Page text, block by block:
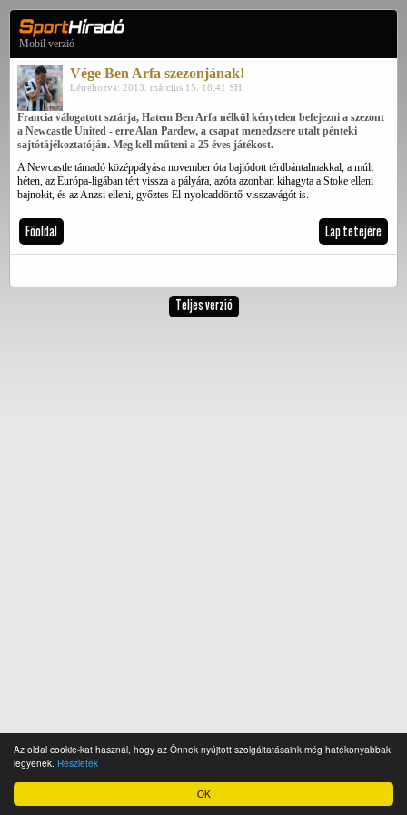
OK
Az oldal cookie-kat használ, hogy az Önnek nyújtott szolgáltatásaink még hatékonyabbak
legyenek. Részletek
Mobil verzió
Vége Ben Arfa szezonjának!
Létrehozva: 2013. március 15. 18:41 SH
Francia válogatott sztárja, Hatem Ben Arfa nélkül kénytelen befejezni a szezont
a Newcastle United - erre Alan Pardew, a csapat menedzsere utalt pénteki
sajtótájékoztatóján. Meg kell műteni a 25 éves játékost.
A Newcastle támadó középpályása november óta bajlódott térdbántalmakkal, a múlt
héten, az Európa-ligában tért vissza a pályára, azóta azonban kihagyta a Stoke elleni
bajnokit, és az Anzsi elleni, győztes El-nyolcaddöntő-visszavágót is.
Főoldal Lap tetejére
Teljes verzió